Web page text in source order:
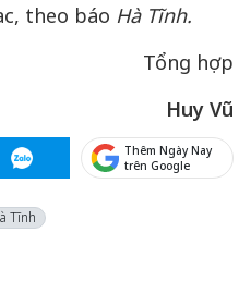
theo báo Hà Tĩnh.
Tổng hợp
Huy Vũ
Thêm Ngày Nay
trên Google
Tĩnh